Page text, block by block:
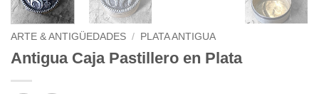
ARTE & ANTIGÜEDADES / PLATA ANTIGUA
Antigua Caja Pastillero en Plata